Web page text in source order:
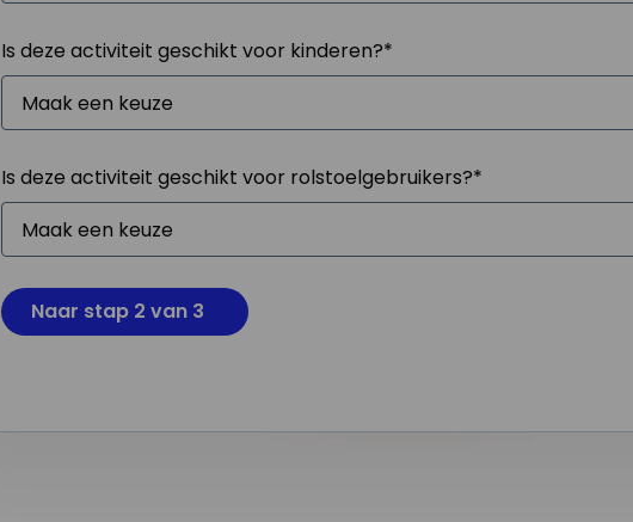
Is deze activiteit geschikt voor kinderen?*
Is deze activiteit geschikt voor rolstoelgebruikers?*